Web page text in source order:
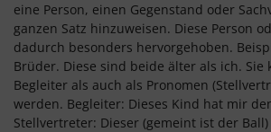
eine Person, einen Gegenstand oder
ganzen Satz hinzuweisen. Diese Person
dadurch besonders hervorgehoben.
Brüder. Diese sind beide älter als ich. Sie
Begleiter als auch als Pronomen
werden. Begleiter: Dieses Kind hat mir
Stellvertreter: Dieser (gemeint ist der